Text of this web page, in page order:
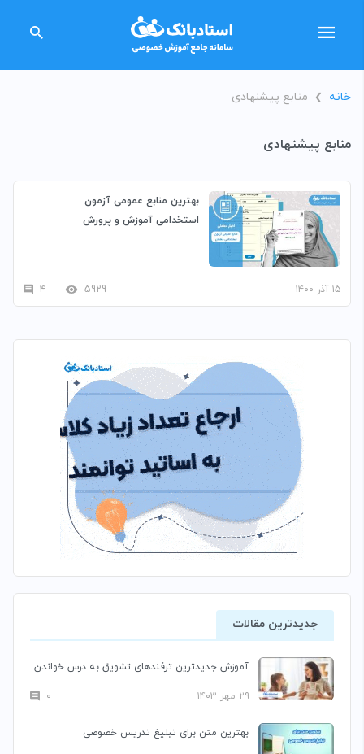
خانه ❯ منابع پیشنهادی
منابع پیشنهادی
بهترین منابع عمومی آزمون
استخدامی آموزش و پرورش
۱۵ آذر ۱۴۰۰ 5929 ۴
جدیدترین مقالات
آموزش جدیدترین ترفندهای تشویق به درس خواندن
۲۹ مهر ۱۴۰۳ ۰
بهترین متن برای تبلیغ تدریس خصوصی